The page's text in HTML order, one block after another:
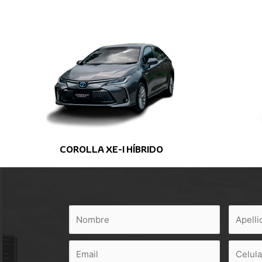
COROLLA XE-I HÍBRIDO